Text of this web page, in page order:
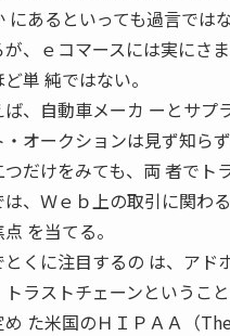
にあるといっても過言ではな
が、ｅコマースには実にさ
単 純ではない。
ば、自動車メーカ ーとサプ
・オークションは見ず知ら
つだけをみても、両 者でト
は、Ｗｅｂ上の取引に関わ
を当てる。
くに注目するの は、アド
トラストチェーンというこ
め た米国のＨＩＰＡＡ（